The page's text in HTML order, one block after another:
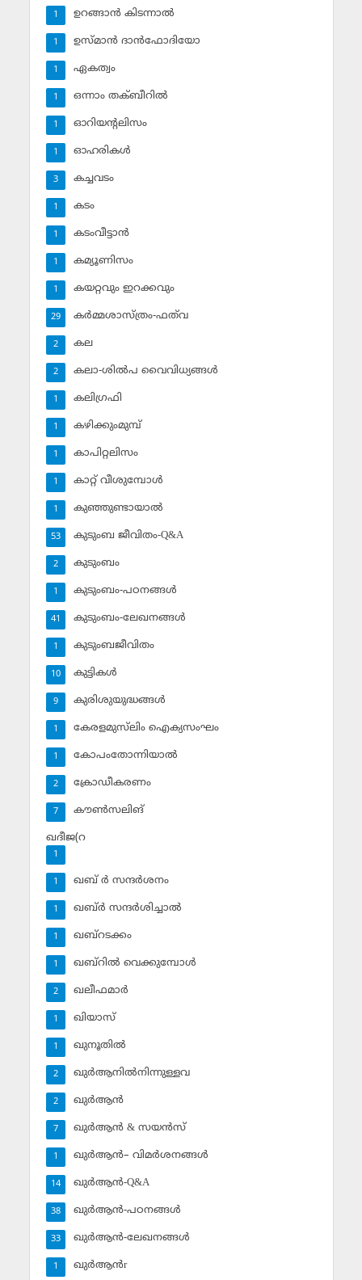
ഉറങ്ങാന്‍ കിടന്നാല്‍
1
ഉസ്മാന്‍ ദാന്‍ഫോദിയോ
1
ഏകത്വം
1
ഒന്നാം തക്ബീറില്‍
1
ഓറിയന്റലിസം
1
ഓഹരികള്‍
1
കച്ചവടം
3
കടം
1
കടംവീട്ടാന്‍
1
കമ്യൂണിസം
1
കയറ്റവും ഇറക്കവും
1
കര്‍മ്മശാസ്ത്രം-ഫത്‌വ
29
കല
2
കലാ-ശില്‍പ വൈവിധ്യങ്ങള്‍
2
കലിഗ്രഫി
1
കഴിക്കുംമുമ്പ്
1
കാപിറ്റലിസം
1
കാറ്റ് വീശുമ്പോള്‍
1
കുഞ്ഞുണ്ടായാല്‍
1
കുടുംബ ജീവിതം-Q&A
53
കുടുംബം
2
കുടുംബം-പഠനങ്ങള്‍
1
കുടുംബം-ലേഖനങ്ങള്‍
41
കുടുംബജീവിതം
1
കുട്ടികള്‍
10
കുരിശുയുദ്ധങ്ങള്‍
9
കേരളമുസ്‌ലിം ഐക്യസംഘം
1
കോപംതോന്നിയാല്‍
1
ക്രോഡീകരണം
2
കൗണ്‍സലിങ്‌
7
ഖദീജ(റ
1
ഖബ് ര്‍ സന്ദര്‍ശനം
1
ഖബ്ര്‍ സന്ദര്‍ശിച്ചാല്‍
1
ഖബ്‌റടക്കം
1
ഖബ്‌റില്‍ വെക്കുമ്പോള്‍
1
ഖലീഫമാര്‍
2
ഖിയാസ്
1
ഖുനൂതില്‍
1
ഖുര്‍ആനില്‍നിന്നുള്ളവ
2
ഖുര്‍ആന്‍
2
ഖുര്‍ആന്‍ & സയന്‍സ്‌
7
ഖുര്‍ആന്‍– വിമര്‍ശനങ്ങള്‍
1
ഖുര്‍ആന്‍-Q&A
14
ഖുര്‍ആന്‍-പഠനങ്ങള്‍
38
ഖുര്‍ആന്‍-ലേഖനങ്ങള്‍
33
ഖുര്‍ആന്‍r
1